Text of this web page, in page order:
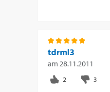
tdrml3
am28.11.2011